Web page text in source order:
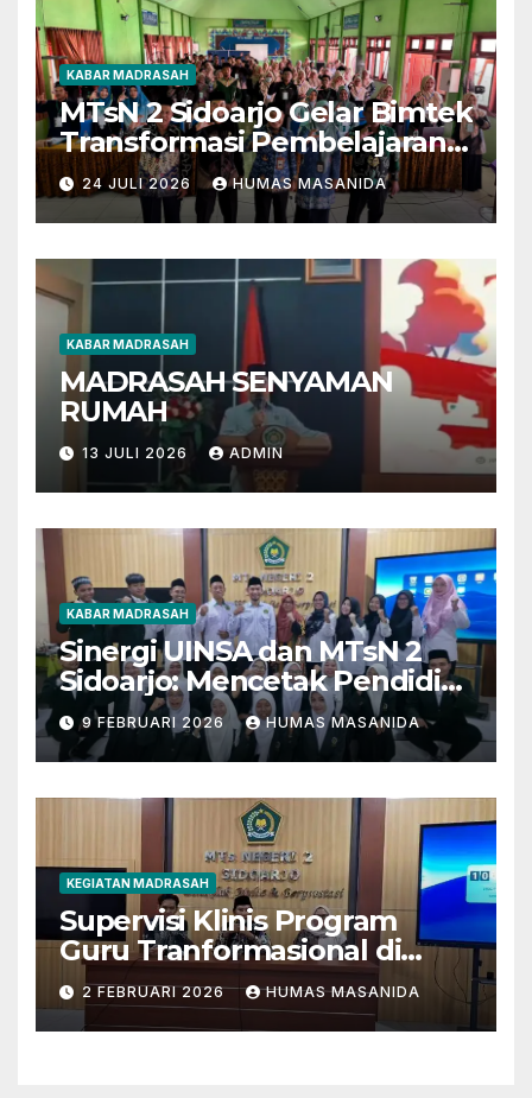
KABAR MADRASAH
MTsN 2 Sidoarjo Gelar Bimtek
Transformasi Pembelajaran
Berbasis AI dan Deep
Learning
24 JULI 2026 HUMAS MASANIDA
KABAR MADRASAH
MADRASAH SENYAMAN
RUMAH
13 JULI 2026 ADMIN
KABAR MADRASAH
Sinergi UINSA dan MTsN 2
Sidoarjo: Mencetak Pendidik
Berkarakter Menghadapi
Tantangan Zaman
9 FEBRUARI 2026 HUMAS MASANIDA
KEGIATAN MADRASAH
Supervisi Klinis Program
Guru Tranformasional di
MTsN 2 Sidoarjo
2 FEBRUARI 2026 HUMAS MASANIDA